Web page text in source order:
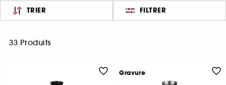
TRIER FILTRER
33 Produits
Gravure